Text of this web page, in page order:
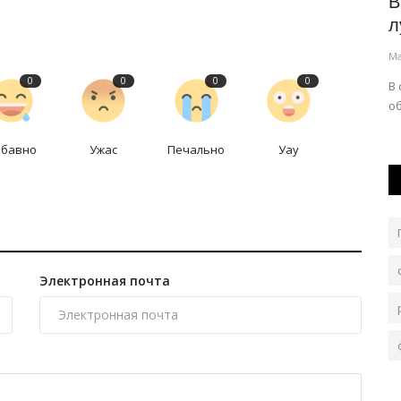
0 0
Ужас
0
Печально
0
Уау
Электронная почта
Май 15, 2026 959
Турнир приурочили к открытию центра стрельбы из
В